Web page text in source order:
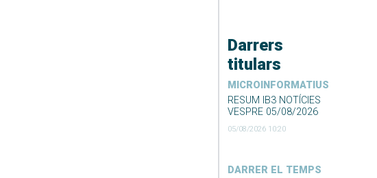
Darrers
titulars
MICROINFORMATIUS
RESUM IB3 NOTÍCIES
VESPRE 05/08/2026
05/08/2026 10:20
DARRER EL TEMPS